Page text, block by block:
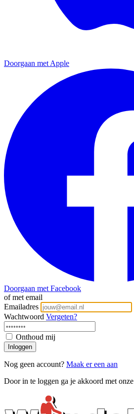
Doorgaan met Apple
Doorgaan met Facebook
of met email
Emailadres
Wachtwoord Vergeten?
Onthoud mij
Inloggen
Nog geen account? Maak er een aan
Door in te loggen ga je akkoord met onze